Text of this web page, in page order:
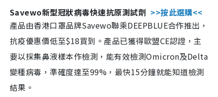
Savewo新型冠狀病毒快速抗原測試劑 >>按此選購<<
產品由香港口罩品牌Savewo聯乘DEEPBLUE合作推出，
抗疫優惠價低至$18買到。產品已獲得歐盟CE認證，主
要以採集鼻液樣本作檢測，能有效檢測Omicron及Delta
變種病毒，準確度達至99%，最快15分鐘就能知道檢測
結果。